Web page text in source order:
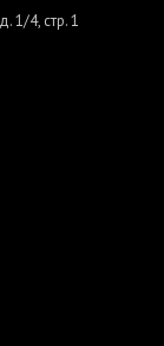
1/4, стр. 1